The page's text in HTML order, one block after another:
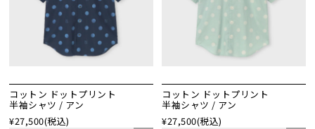
コットン ドットプリント
半袖シャツ / アン
¥27,500(税込)
コットン ドットプリント
半袖シャツ / アン
¥27,500(税込)